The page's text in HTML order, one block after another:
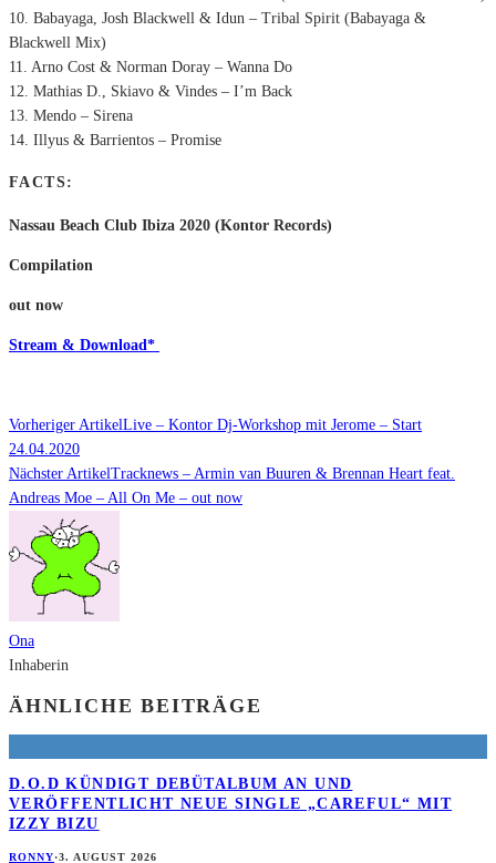
10. Babayaga, Josh Blackwell & Idun – Tribal Spirit (Babayaga &
Blackwell Mix)
11. Arno Cost & Norman Doray – Wanna Do
12. Mathias D., Skiavo & Vindes – I’m Back
13. Mendo – Sirena
14. Illyus & Barrientos – Promise
FACTS:
Nassau Beach Club Ibiza 2020 (Kontor Records)
Compilation
out now
Stream & Download*
Vorheriger ArtikelLive – Kontor Dj-Workshop mit Jerome – Start
24.04.2020
Nächster ArtikelTracknews – Armin van Buuren & Brennan Heart feat.
Andreas Moe – All On Me – out now
Ona
Inhaberin
ÄHNLICHE BEITRÄGE
D.O.D KÜNDIGT DEBÜTALBUM AN UND
VERÖFFENTLICHT NEUE SINGLE „CAREFUL“ MIT
IZZY BIZU
RONNY·3. AUGUST 2026